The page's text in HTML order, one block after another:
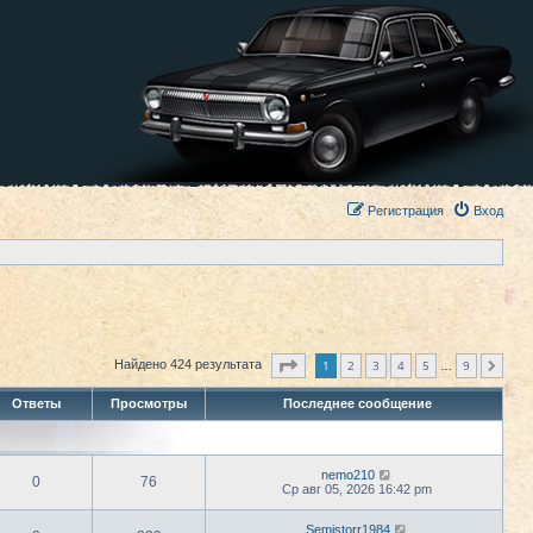
Вход
Регистрация
Найдено 424 результата Страница из9
1 2 3 4 5 9
Ответы Просмотры Последнее сообщение
0 76
nemo210
Ср авг 05, 2026 16:42 pm
Semistorr1984